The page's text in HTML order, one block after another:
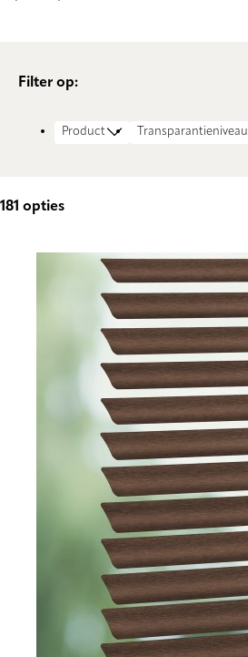
Filter op:
Product Transparantieniveau
181 opties